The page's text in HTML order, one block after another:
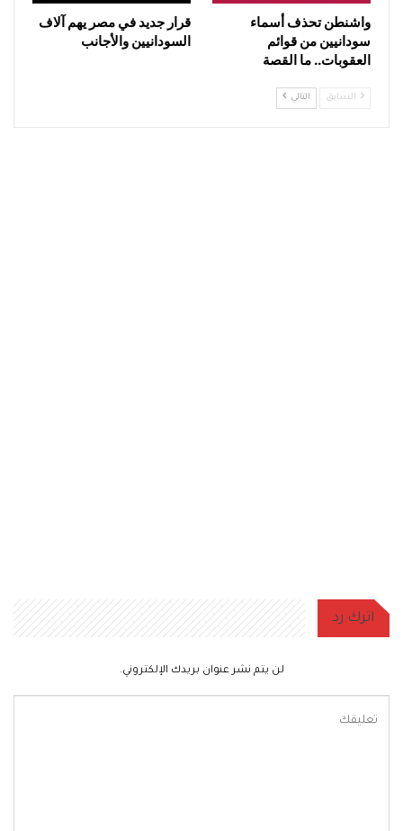
واشنطن تحذف أسماء
سودانيين من قوائم
العقوبات.. ما القصة
قرار جديد في مصر يهم آلاف
السودانيين والأجانب
السابق التالي
اترك رد
لن يتم نشر عنوان بريدك الإلكتروني.